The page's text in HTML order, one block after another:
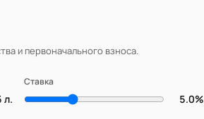
и первоначального взноса.
л.
Ставка
5.0%